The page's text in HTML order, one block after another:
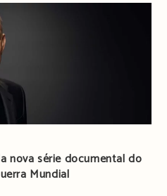
nova série documental do
Mundial